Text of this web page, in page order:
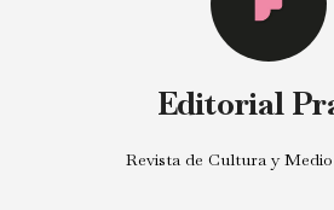
Editorial
Revista de Cultura y